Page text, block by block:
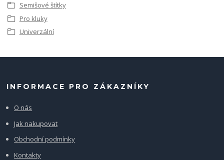
Semišové štítky
Pro kluky
Univerzální
INFORMACE PRO ZÁKAZNÍKY
O nás
Jak nakupovat
Obchodní podmínky
Kontakty